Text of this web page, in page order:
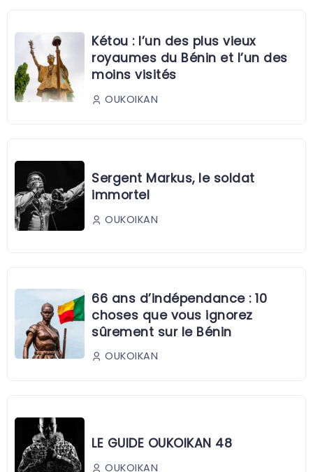
Kétou : l’un des plus vieux
royaumes du Bénin et l’un des
moins visités
OUKOIKAN
Sergent Markus, le soldat
immortel
OUKOIKAN
66 ans d’indépendance : 10
choses que vous ignorez
sûrement sur le Bénin
OUKOIKAN
LE GUIDE OUKOIKAN 48
OUKOIKAN